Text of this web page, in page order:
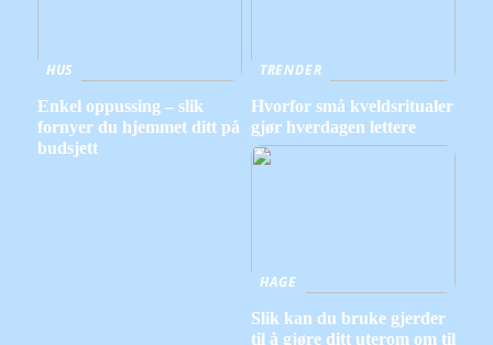
HUS
Enkel oppussing – slik
fornyer du hjemmet ditt på
budsjett
TRENDER
Hvorfor små kveldsritualer
gjør hverdagen lettere
HAGE
Slik kan du bruke gjerder
til å gjøre ditt uterom om til